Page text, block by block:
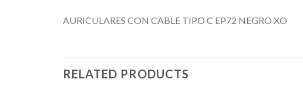
AURICULARES CON CABLE TIPO C EP72 NEGRO XO
RELATED PRODUCTS